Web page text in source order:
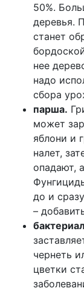
50%.
деревья.
станет
нее
надо
сбора
парша.
может
яблони и
налет,
опадают,
до и
–
чернеть
цветки